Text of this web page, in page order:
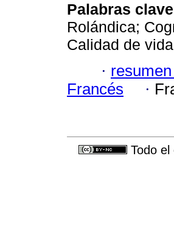
Palabras
Rolándica;
Calidad de
·
Francés
·
Todo